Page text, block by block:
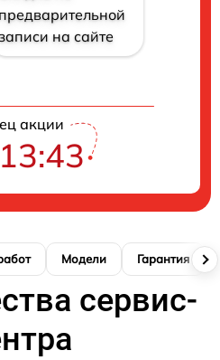
предварительной
на сайте
акции
Модели Гарантия
сервис-